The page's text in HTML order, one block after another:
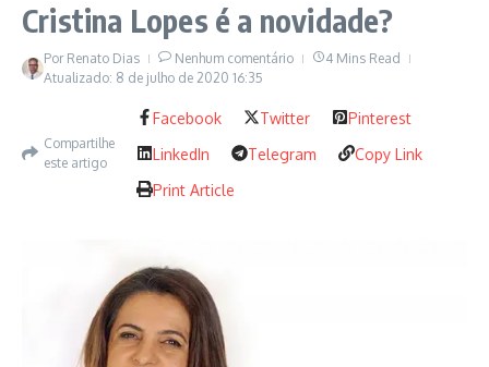
Cristina Lopes é a novidade?
Por Renato Dias Nenhum comentário
4 Mins Read
Atualizado: 8 de julho de 2020 16:35
Compartilhe
este artigo
Facebook Twitter
Pinterest
LinkedIn
Telegram
Copy Link
Print Article